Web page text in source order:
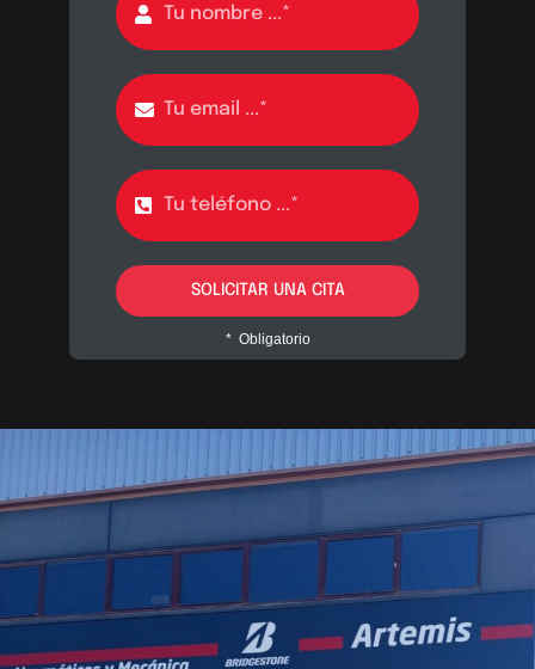
SOLICITAR UNA CITA
* Obligatorio